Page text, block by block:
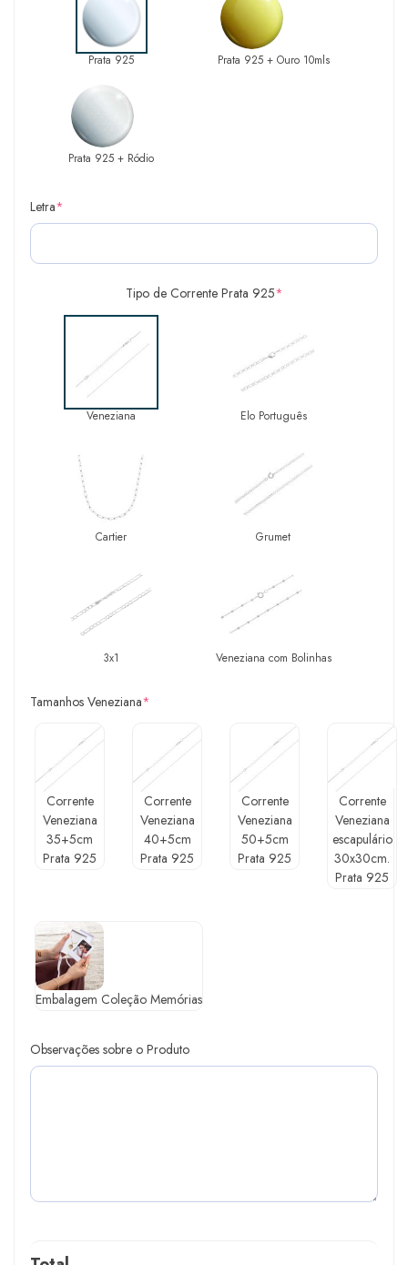
Prata 925 Prata 925 + Ouro 10mls
Prata 925 + Ródio
Letra*
Tipo de Corrente Prata 925*
Veneziana Elo Português
Cartier Grumet
3x1 Veneziana com Bolinhas
Tamanhos Veneziana*
Corrente
Veneziana
35+5cm
Prata 925
Corrente
Veneziana
40+5cm
Prata 925
Corrente
Veneziana
50+5cm
Prata 925
Corrente
Veneziana
escapulário
30x30cm.
Prata 925
Embalagem Coleção Memórias
Observações sobre o Produto